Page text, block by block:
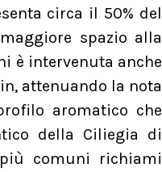
circa il 50% del
spazio alla
è intervenuta anche
attenuando la nota
aromatico che
della Ciliegia di
comuni richiami